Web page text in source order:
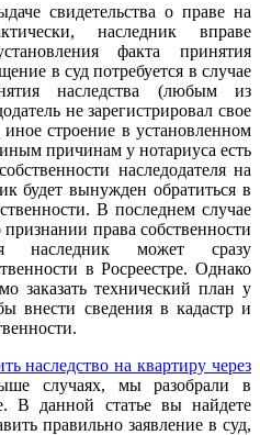
свидетельства о праве на
наследник вправе
факта принятия
в суд потребуется в случае
наследства (любым из
не зарегистрировал свое
строение в установленном
причинам у нотариуса есть
наследодателя на
будет вынужден обратиться в
В последнем случае
права собственности
наследник может сразу
в Росреестре. Однако
заказать технический план у
внести сведения в кадастр и
наследство на квартиру через
случаях, мы разобрали в
. В данной статье вы найдете
правильно заявление в суд,